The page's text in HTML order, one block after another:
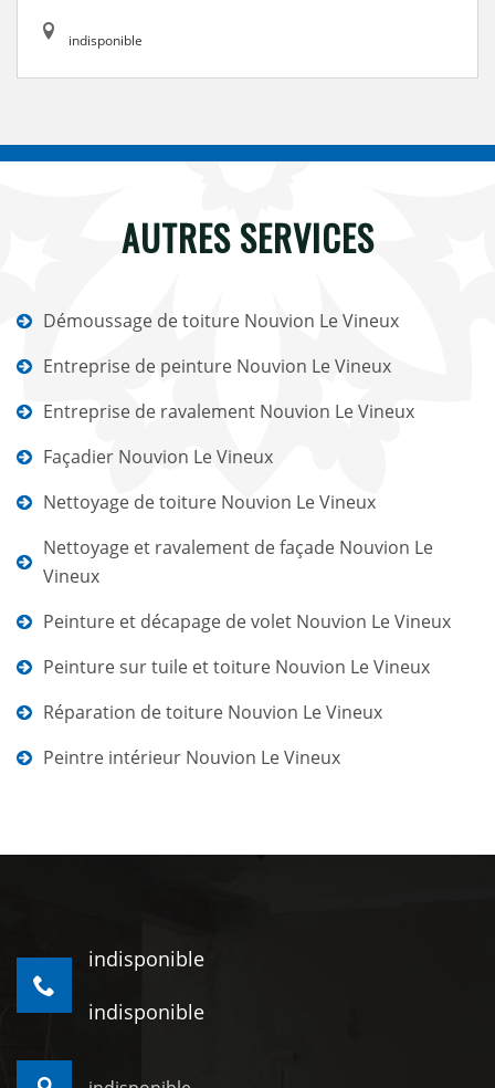
indisponible
AUTRES SERVICES
Démoussage de toiture Nouvion Le Vineux
Entreprise de peinture Nouvion Le Vineux
Entreprise de ravalement Nouvion Le Vineux
Façadier Nouvion Le Vineux
Nettoyage de toiture Nouvion Le Vineux
Nettoyage et ravalement de façade Nouvion Le
Vineux
Peinture et décapage de volet Nouvion Le Vineux
Peinture sur tuile et toiture Nouvion Le Vineux
Réparation de toiture Nouvion Le Vineux
Peintre intérieur Nouvion Le Vineux
indisponible
indisponible